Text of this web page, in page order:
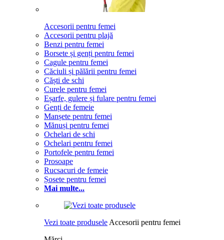
Accesorii pentru femei
Accesorii pentru plajă
Benzi pentru femei
Borsete și genți pentru femei
Cagule pentru femei
Căciuli și pălării pentru femei
Căști de schi
Curele pentru femei
Eșarfe, gulere și fulare pentru femei
Genți de femeie
Manșete pentru femei
Mănuși pentru femei
Ochelari de schi
Ochelari pentru femei
Portofele pentru femei
Prosoape
Rucsacuri de femeie
Șosete pentru femei
Mai multe...
Vezi toate produsele Accesorii pentru femei